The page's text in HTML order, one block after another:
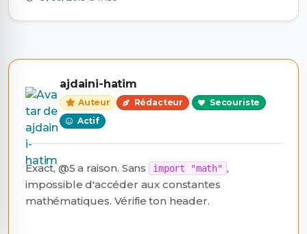
ajdaini-hatim
Auteur Rédacteur
Secouriste
Actif
Exact, @5 a raison. Sans import "math" ,
impossible d'accéder aux constantes
mathématiques. Vérifie ton header.